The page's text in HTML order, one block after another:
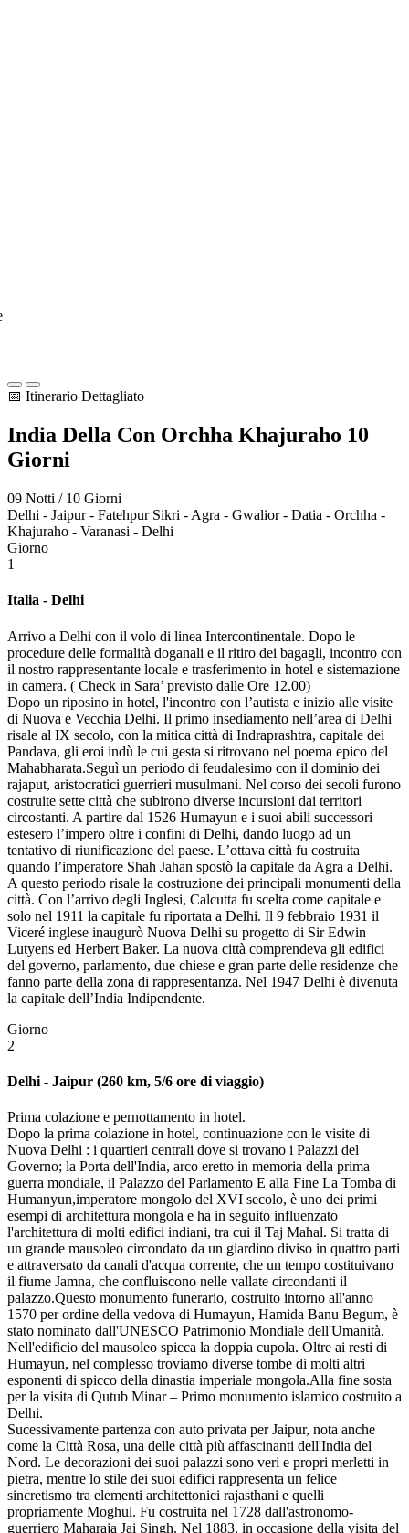
📅 Itinerario Dettagliato
India Della Con Orchha Khajuraho 10
Giorni
09 Notti / 10 Giorni
Delhi - Jaipur - Fatehpur Sikri - Agra - Gwalior - Datia - Orchha -
Khajuraho - Varanasi - Delhi
Giorno
1
Italia - Delhi
Arrivo a Delhi con il volo di linea Intercontinentale. Dopo le
procedure delle formalità doganali e il ritiro dei bagagli, incontro con
il nostro rappresentante locale e trasferimento in hotel e sistemazione
in camera. ( Check in Sara’ previsto dalle Ore 12.00)
Dopo un riposino in hotel, l'incontro con l’autista e inizio alle visite
di Nuova e Vecchia Delhi. Il primo insediamento nell’area di Delhi
risale al IX secolo, con la mitica città di Indraprashtra, capitale dei
Pandava, gli eroi indù le cui gesta si ritrovano nel poema epico del
Mahabharata.Seguì un periodo di feudalesimo con il dominio dei
rajaput, aristocratici guerrieri musulmani. Nel corso dei secoli furono
costruite sette città che subirono diverse incursioni dai territori
circostanti. A partire dal 1526 Humayun e i suoi abili successori
estesero l’impero oltre i confini di Delhi, dando luogo ad un
tentativo di riunificazione del paese. L’ottava città fu costruita
quando l’imperatore Shah Jahan spostò la capitale da Agra a Delhi.
A questo periodo risale la costruzione dei principali monumenti della
città. Con l’arrivo degli Inglesi, Calcutta fu scelta come capitale e
solo nel 1911 la capitale fu riportata a Delhi. Il 9 febbraio 1931 il
Viceré inglese inaugurò Nuova Delhi su progetto di Sir Edwin
Lutyens ed Herbert Baker. La nuova città comprendeva gli edifici
del governo, parlamento, due chiese e gran parte delle residenze che
fanno parte della zona di rappresentanza. Nel 1947 Delhi è divenuta
la capitale dell’India Indipendente.
Giorno
2
Delhi - Jaipur (260 km, 5/6 ore di viaggio)
Prima colazione e pernottamento in hotel.
Dopo la prima colazione in hotel, continuazione con le visite di
Nuova Delhi : i quartieri centrali dove si trovano i Palazzi del
Governo; la Porta dell'India, arco eretto in memoria della prima
guerra mondiale, il Palazzo del Parlamento E alla Fine La Tomba di
Humanyun,imperatore mongolo del XVI secolo, è uno dei primi
esempi di architettura mongola e ha in seguito influenzato
l'architettura di molti edifici indiani, tra cui il Taj Mahal. Si tratta di
un grande mausoleo circondato da un giardino diviso in quattro parti
e attraversato da canali d'acqua corrente, che un tempo costituivano
il fiume Jamna, che confluiscono nelle vallate circondanti il
palazzo.Questo monumento funerario, costruito intorno all'anno
1570 per ordine della vedova di Humayun, Hamida Banu Begum, è
stato nominato dall'UNESCO Patrimonio Mondiale dell'Umanità.
Nell'edificio del mausoleo spicca la doppia cupola. Oltre ai resti di
Humayun, nel complesso troviamo diverse tombe di molti altri
esponenti di spicco della dinastia imperiale mongola.Alla fine sosta
per la visita di Qutub Minar – Primo monumento islamico costruito a
Delhi.
Sucessivamente partenza con auto privata per Jaipur, nota anche
come la Città Rosa, una delle città più affascinanti dell'India del
Nord. Le decorazioni dei suoi palazzi sono veri e propri merletti in
pietra, mentre lo stile dei suoi edifici rappresenta un felice
sincretismo tra elementi architettonici rajasthani e quelli
propriamente Moghul. Fu costruita nel 1728 dall'astronomo-
guerriero Maharaja Jai Singh. Nel 1883, in occasione della visita del